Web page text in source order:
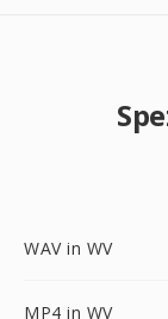
WAV in WV
MP4 in WV